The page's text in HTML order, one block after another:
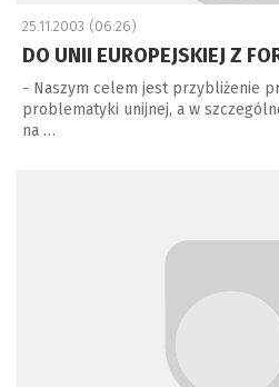
25.11.2003 (06:26)
DO UNII EUROPEJSKIEJ Z
- Naszym celem jest przybliżenie
problematyki unijnej, a w
na …